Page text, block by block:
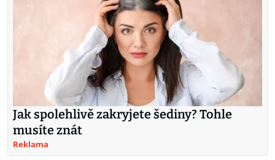
Jak spolehlivě zakryjete šediny? Tohle
musíte znát
Reklama